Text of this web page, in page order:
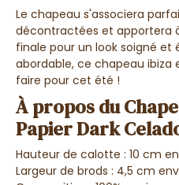
Le chapeau s'associera
décontractées et apportera
finale pour un look soigné
abordable, ce chapeau
faire pour cet été !
À propos du
Papier Dark
Hauteur de calotte : 10 cm
Largeur de brods : 4,5 cm